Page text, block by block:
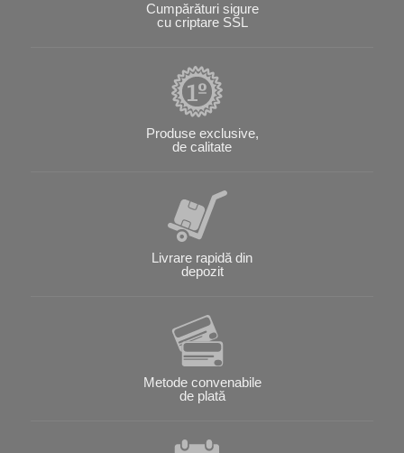
Cumpărături sigure
cu criptare SSL
Produse exclusive,
de calitate
Livrare rapidă din
depozit
Metode convenabile
de plată